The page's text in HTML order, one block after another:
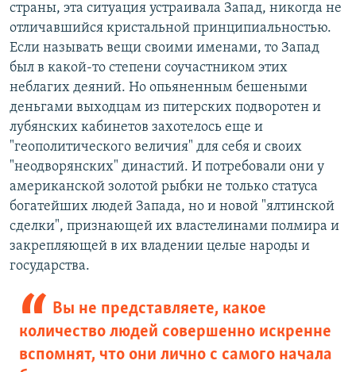
страны, эта ситуация устраивала Запад, никогда не
отличавшийся кристальной принципиальностью.
Если называть вещи своими именами, то Запад
был в какой-то степени соучастником этих
неблагих деяний. Но опьяненным бешеными
деньгами выходцам из питерских подворотен и
лубянских кабинетов захотелось еще и
"геополитического величия" для себя и своих
"неодворянских" династий. И потребовали они у
американской золотой рыбки не только статуса
богатейших людей Запада, но и новой "ялтинской
сделки", признающей их властелинами полмира и
закрепляющей в их владении целые народы и
государства.
Вы не представляете, какое
количество людей совершенно искренне
вспомнят, что они лично с самого начала